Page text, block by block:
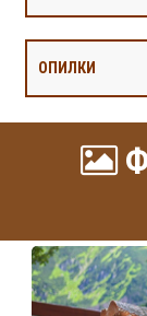
ОПИЛКИ